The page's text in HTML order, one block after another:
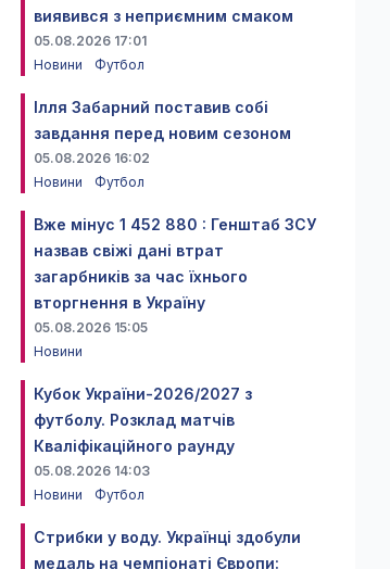
виявився з неприємним смаком
05.08.2026 17:01
Новини
Футбол
Ілля Забарний поставив собі
завдання перед новим сезоном
05.08.2026 16:02
Новини
Футбол
Вже мінус 1 452 880 : Генштаб ЗСУ
назвав свіжі дані втрат
загарбників за час їхнього
вторгнення в Україну
05.08.2026 15:05
Новини
Кубок України-2026/2027 з
футболу. Розклад матчів
Кваліфікаційного раунду
05.08.2026 14:03
Новини
Футбол
Стрибки у воду. Українці здобули
медаль на чемпіонаті Європи: